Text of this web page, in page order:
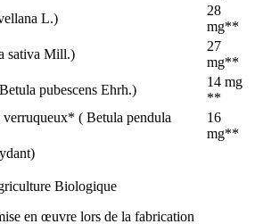
L.)
28
mg**
sativa Mill.)
27
mg**
pubescens Ehrh.)
14 mg
**
verruqueux* ( Betula pendula
16
mg**
Biologique
en œuvre lors de la fabrication